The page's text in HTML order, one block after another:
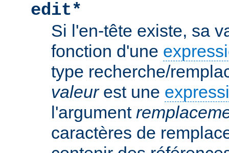
edit*
Si l'en-tête existe, sa
fonction d'une
type recherche/
valeurest une
l'argument
caractères de